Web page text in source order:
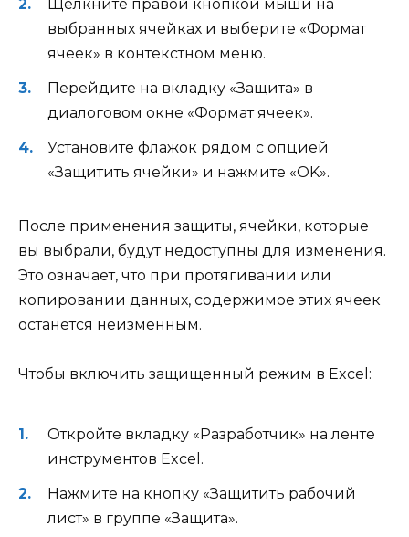
Щелкните правой кнопкой мыши на
выбранных ячейках и выберите «Формат
ячеек» в контекстном меню.
Перейдите на вкладку «Защита» в
диалоговом окне «Формат ячеек».
Установите флажок рядом с опцией
«Защитить ячейки» и нажмите «OK».
После применения защиты, ячейки, которые
вы выбрали, будут недоступны для изменения.
Это означает, что при протягивании или
копировании данных, содержимое этих ячеек
останется неизменным.
Чтобы включить защищенный режим в Excel:
Откройте вкладку «Разработчик» на ленте
инструментов Excel.
Нажмите на кнопку «Защитить рабочий
лист» в группе «Защита».